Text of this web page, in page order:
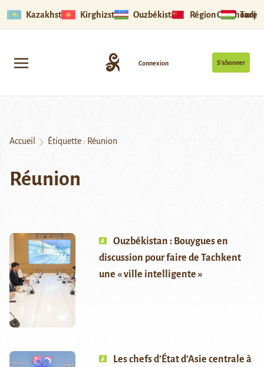
Kazakhstan Kirghizstan Ouzbékistan Région Ouïghoure
S’abonner
Connexion
Accueil Étiquette : Réunion
Réunion
Ouzbékistan : Bouygues en
discussion pour faire de Tachkent
une « ville intelligente »
Les chefs d’État d’Asie centrale à